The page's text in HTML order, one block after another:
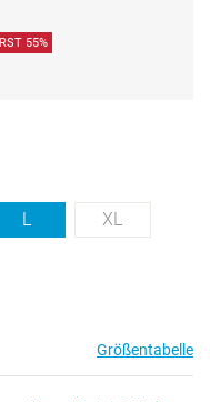
55%
L XL
Größentabelle